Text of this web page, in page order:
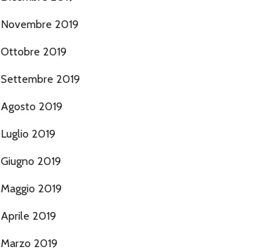
Novembre 2019
Ottobre 2019
Settembre 2019
Agosto 2019
Luglio 2019
Giugno 2019
Maggio 2019
Aprile 2019
Marzo 2019